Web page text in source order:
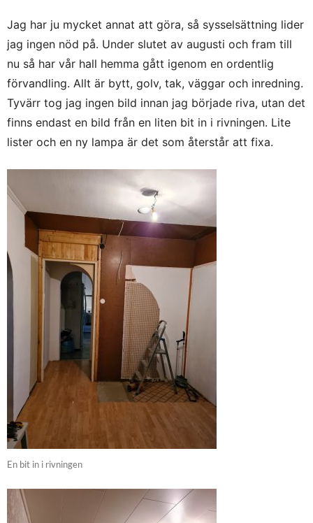
Jag har ju mycket annat att göra, så sysselsättning lider
jag ingen nöd på. Under slutet av augusti och fram till
nu så har vår hall hemma gått igenom en ordentlig
förvandling. Allt är bytt, golv, tak, väggar och inredning.
Tyvärr tog jag ingen bild innan jag började riva, utan det
finns endast en bild från en liten bit in i rivningen. Lite
lister och en ny lampa är det som återstår att fixa.
En bit in i rivningen